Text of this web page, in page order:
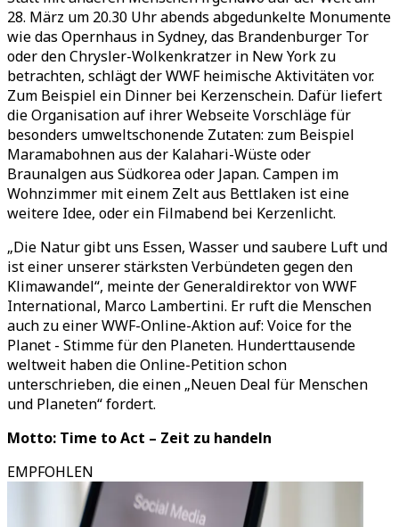
28. März um 20.30 Uhr abends abgedunkelte Monumente
wie das Opernhaus in Sydney, das Brandenburger Tor
oder den Chrysler-Wolkenkratzer in New York zu
betrachten, schlägt der WWF heimische Aktivitäten vor.
Zum Beispiel ein Dinner bei Kerzenschein. Dafür liefert
die Organisation auf ihrer Webseite Vorschläge für
besonders umweltschonende Zutaten: zum Beispiel
Maramabohnen aus der Kalahari-Wüste oder
Braunalgen aus Südkorea oder Japan. Campen im
Wohnzimmer mit einem Zelt aus Bettlaken ist eine
weitere Idee, oder ein Filmabend bei Kerzenlicht.
„Die Natur gibt uns Essen, Wasser und saubere Luft und
ist einer unserer stärksten Verbündeten gegen den
Klimawandel“, meinte der Generaldirektor von WWF
International, Marco Lambertini. Er ruft die Menschen
auch zu einer WWF-Online-Aktion auf: Voice for the
Planet - Stimme für den Planeten. Hunderttausende
weltweit haben die Online-Petition schon
unterschrieben, die einen „Neuen Deal für Menschen
und Planeten“ fordert.
Motto: Time to Act – Zeit zu handeln
EMPFOHLEN